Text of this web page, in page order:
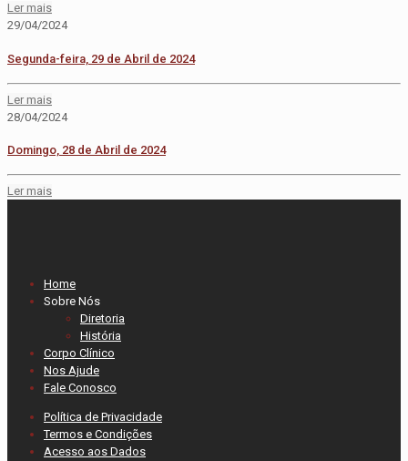
Ler mais
29/04/2024
Segunda-feira, 29 de Abril de 2024
Ler mais
28/04/2024
Domingo, 28 de Abril de 2024
Ler mais
Home
Sobre Nós
Diretoria
História
Corpo Clínico
Nos Ajude
Fale Conosco
Política de Privacidade
Termos e Condições
Acesso aos Dados